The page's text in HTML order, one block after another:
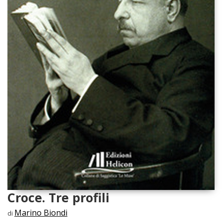
Croce. Tre profili
di Marino Biondi